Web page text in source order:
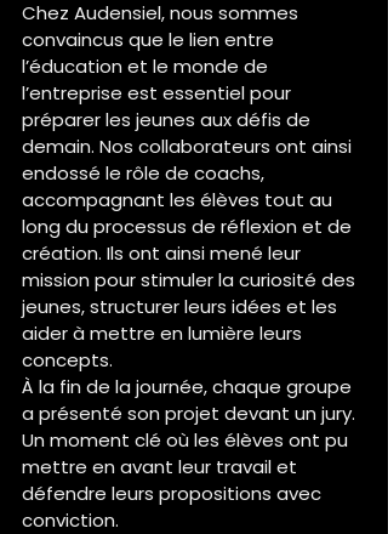
Chez Audensiel, nous sommes
convaincus que le lien entre
l’éducation et le monde de
l’entreprise est essentiel pour
préparer les jeunes aux défis de
demain. Nos collaborateurs ont ainsi
endossé le rôle de coachs,
accompagnant les élèves tout au
long du processus de réflexion et de
création. Ils ont ainsi mené leur
mission pour stimuler la curiosité des
jeunes, structurer leurs idées et les
aider à mettre en lumière leurs
concepts.
À la fin de la journée, chaque groupe
a présenté son projet devant un jury.
Un moment clé où les élèves ont pu
mettre en avant leur travail et
défendre leurs propositions avec
conviction.